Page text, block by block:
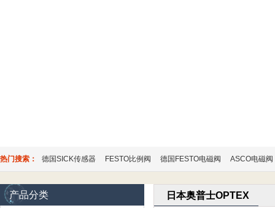
热门搜索： 德国SICK传感器 FESTO比例阀 德国FESTO电磁阀 ASCO电磁阀
产品分类 日本奥普士OPTEX